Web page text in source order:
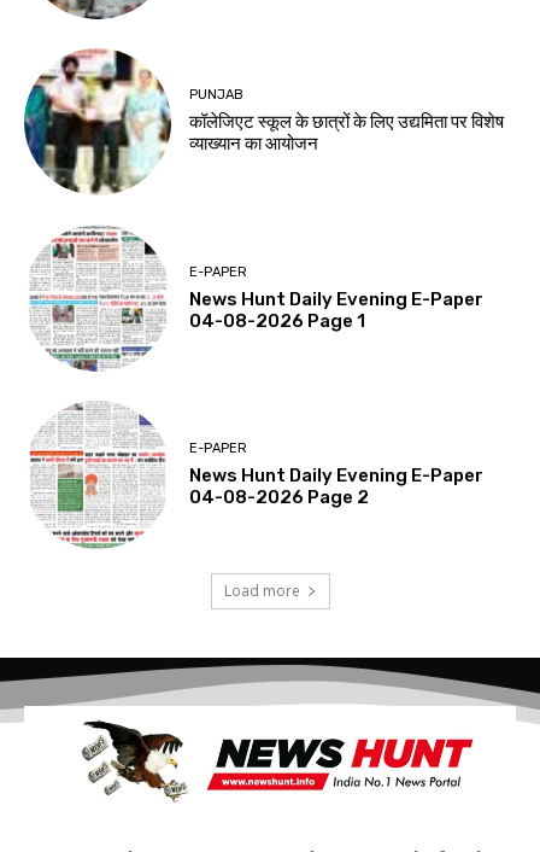
PUNJAB
कॉलेजिएट स्कूल के छात्रों के लिए उद्यमिता पर विशेष
व्याख्यान का आयोजन
E-PAPER
News Hunt Daily Evening E-Paper
04-08-2026 Page 1
E-PAPER
News Hunt Daily Evening E-Paper
04-08-2026 Page 2
Load more